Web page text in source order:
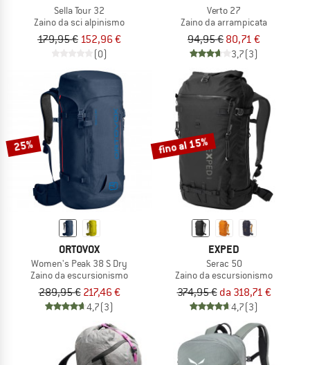
Sella Tour 32
Zaino da sci alpinismo
179,95 € 152,96 €
(0)
Verto 27
Zaino da arrampicata
94,95 € 80,71 €
3,7(3)
25%
ORTOVOX
Women's Peak 38 S Dry
Zaino da escursionismo
289,95 € 217,46 €
4,7(3)
fino al 15%
EXPED
Serac 50
Zaino da escursionismo
374,95 € da 318,71 €
4,7(3)